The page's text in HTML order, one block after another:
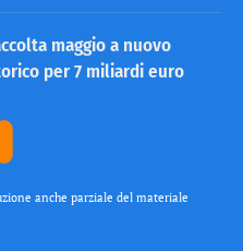
maggio a nuovo
per 7 miliardi euro
anche parziale del materiale